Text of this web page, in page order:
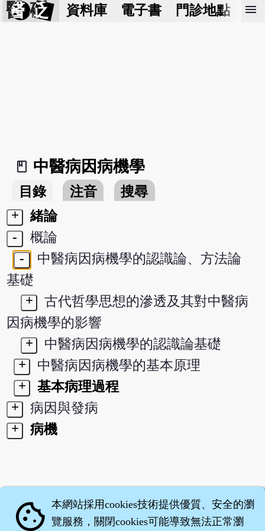
醫 砭 資料庫 電子書 門診地點 預
menu
book_2
中醫病因病機學
目錄 注音
搜尋
+
緒論
-
概論
-
中醫病因病機學的認識論、方法論
基礎
+
古代哲學思想的滲透及其對中醫病
因病機學的影響
+
中醫病因病機學的認識論基礎
+
中醫病因病機學的基本原理
+
基本病理過程
+
病因與發病
+
病機
cookie 本網站採用cookies技術提供優質、安全的瀏
覽服務，關閉cookies可能導致無法正常瀏